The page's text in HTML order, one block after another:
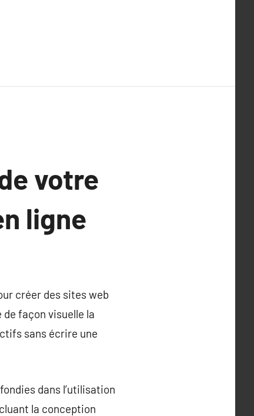
votre
ligne
créer des sites web
façon visuelle la
sans écrire une
dans l’utilisation
la conception